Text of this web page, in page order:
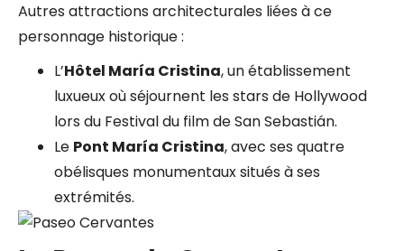
Autres attractions architecturales liées à ce
personnage historique :
L’Hôtel María Cristina, un établissement
luxueux où séjournent les stars de Hollywood
lors du Festival du film de San Sebastián.
Le Pont María Cristina, avec ses quatre
obélisques monumentaux situés à ses
extrémités.